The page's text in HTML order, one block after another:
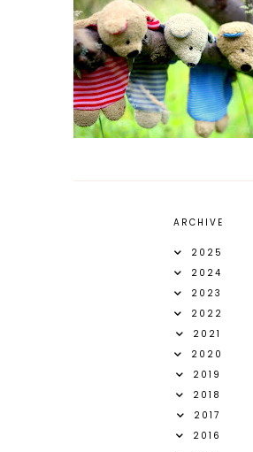
ARCHIVE
2025
2024
2023
2022
2021
2020
2019
2018
2017
2016